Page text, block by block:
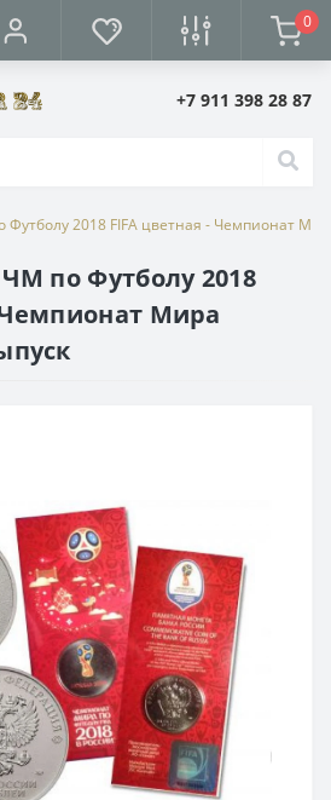
0
+7 911 398 28 87
Футболу 2018 FIFA цветная - Чемпионат
по Футболу 2018
Мира